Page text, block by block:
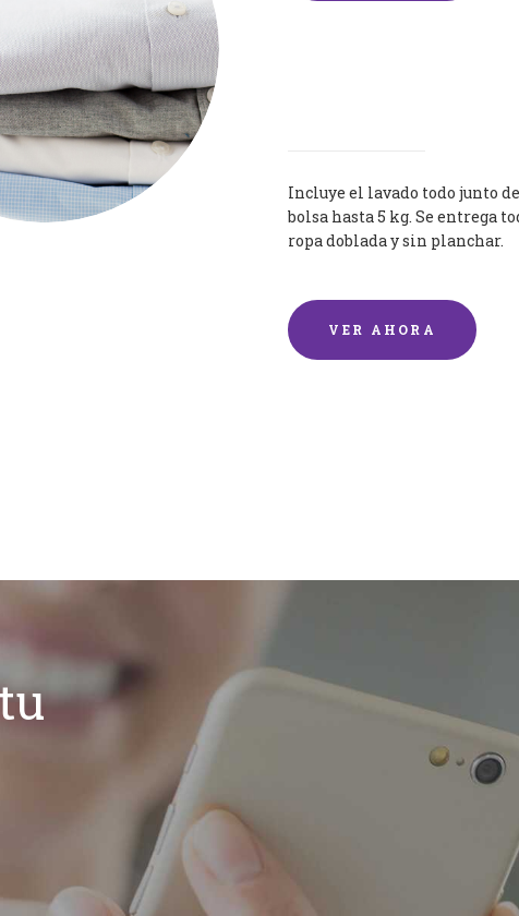
Incluye el lavado todo junto
bolsa hasta 5 kg. Se entrega
ropa doblada y sin planchar.
VER AHORA